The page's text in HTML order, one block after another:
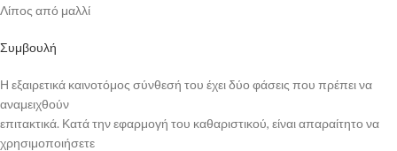
Λίπος από μαλλί
Συμβουλή
Η εξαιρετικά καινοτόμος σύνθεσή του έχει δύο φάσεις που πρέπει να
αναμειχθούν
επιτακτικά. Κατά την εφαρμογή του καθαριστικού, είναι απαραίτητο να
χρησιμοποιήσετε